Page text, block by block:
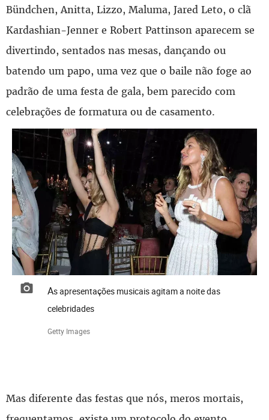
Bündchen, Anitta, Lizzo, Maluma, Jared Leto, o clã
Kardashian-Jenner e Robert Pattinson aparecem se
divertindo, sentados nas mesas, dançando ou
batendo um papo, uma vez que o baile não foge ao
padrão de uma festa de gala, bem parecido com
celebrações de formatura ou de casamento.
As apresentações musicais agitam a noite das
celebridades
Getty Images
Mas diferente das festas que nós, meros mortais,